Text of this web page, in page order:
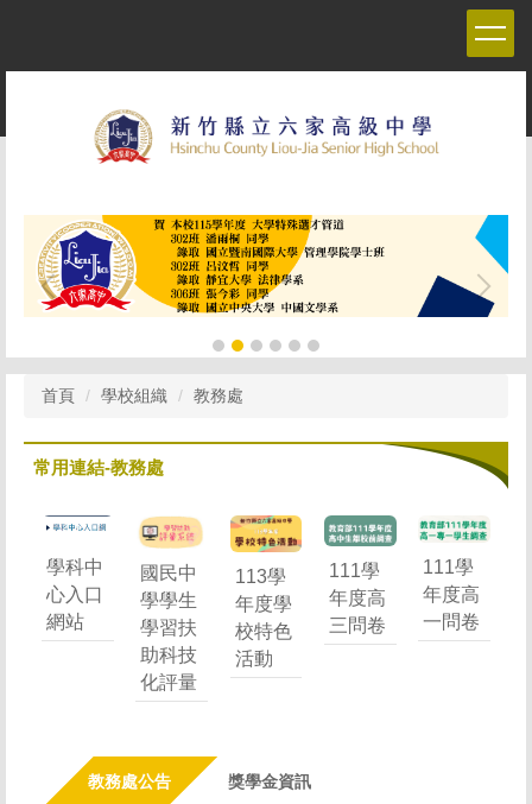
首頁 學校組織 教務處
常用連結-教務處
學科中
心入口
網站
國民中
學學生
學習扶
助科技
化評量
113學
年度學
校特色
活動
111學
年度高
三問卷
111學
年度高
一問卷
教務處公告 獎學金資訊